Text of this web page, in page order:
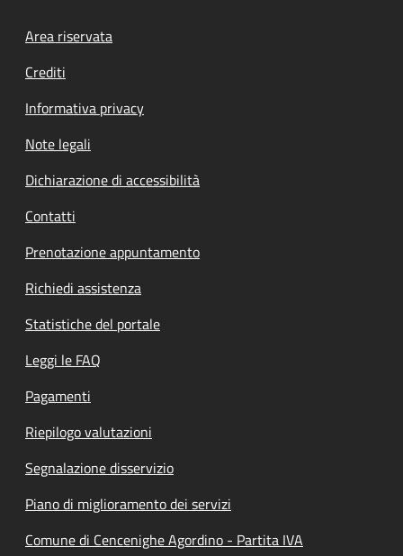
Footer menu
Area riservata
Crediti
Informativa privacy
Note legali
Dichiarazione di accessibilità
Contatti
Prenotazione appuntamento
Richiedi assistenza
Statistiche del portale
Leggi le FAQ
Pagamenti
Riepilogo valutazioni
Segnalazione disservizio
Piano di miglioramento dei servizi
Comune di Cencenighe Agordino - Partita IVA